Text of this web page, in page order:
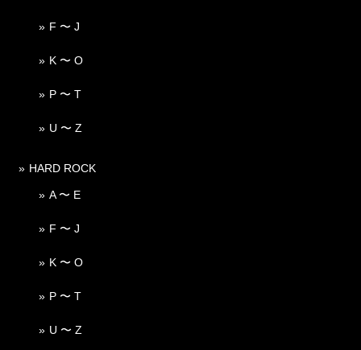
F 〜 J
K 〜 O
P 〜 T
U 〜 Z
HARD ROCK
A 〜 E
F 〜 J
K 〜 O
P 〜 T
U 〜 Z